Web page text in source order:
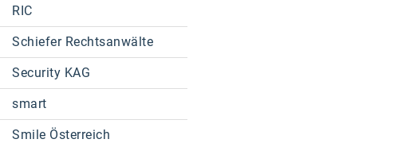
RIC
Schiefer Rechtsanwälte
Security KAG
smart
Smile Österreich